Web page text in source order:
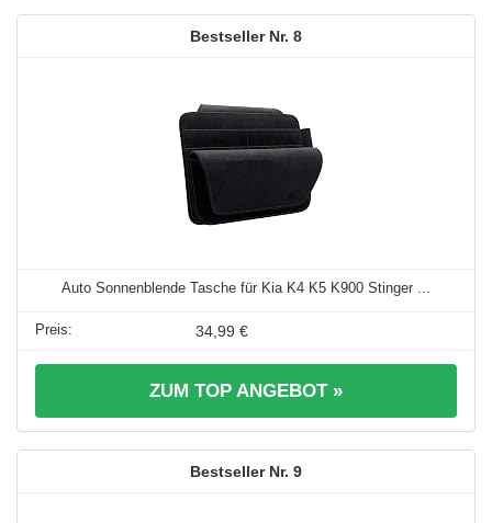
8
Auto Sonnenblende Tasche für Kia K4 K5 K900 Stinger ...
34,99 €
ZUM TOP ANGEBOT »
9